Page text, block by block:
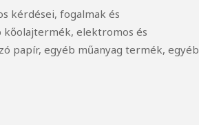
kérdései, fogalmak és
kőolajtermék, elektromos és
papír, egyéb műanyag termék, egyéb